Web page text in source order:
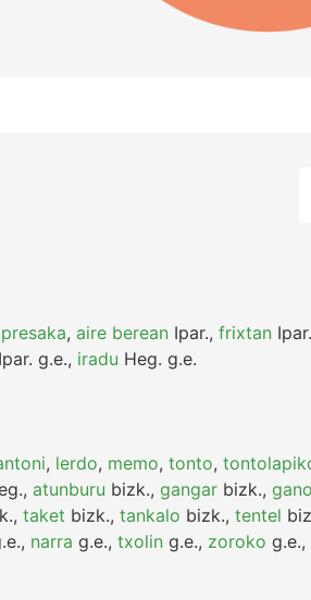
presaka, aire berean Ipar., frixtan Ipar.
Ipar. g.e., iradu Heg. g.e.
, lerdo, memo, tonto,
, atunburu bizk., gangar bizk.,
, taket bizk., tankalo bizk., tentel
, narra g.e., txolin g.e., zoroko g.e.,